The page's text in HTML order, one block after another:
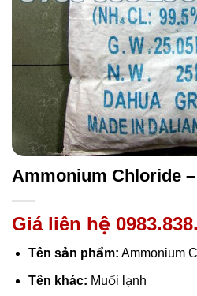
Ammonium Chloride
Giá liên hệ
Tên sản phẩm: Ammonium
Tên khác: Muối lạnh